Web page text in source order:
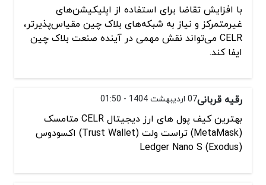
با افزایش تقاضا برای استفاده از اپلیکیشن‌های
غیرمتمرکز و نیاز به شبکه‌های بلاک چین مقیاس‌پذیرتر،
CELR می‌تواند نقش مهمی در آینده صنعت بلاک چین
ایفا کند.
رقیه قربانی07 اردیبهشت 1404 - 01:50
بهترین کیف پول های ارز دیجیتال CELR متامسک
(MetaMask) تراست ولت (Trust Wallet) اکسودوس
(Exodus) Ledger Nano S